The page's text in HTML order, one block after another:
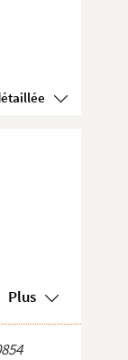
présentation détaillée
Plus